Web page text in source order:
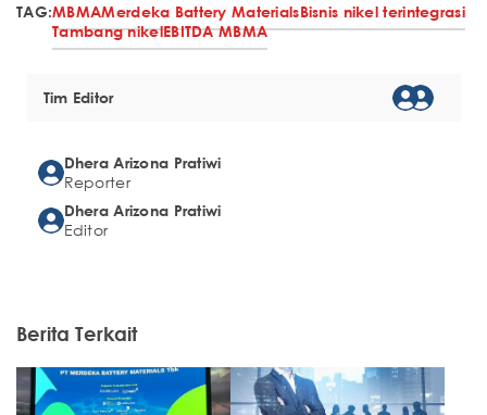
TAG:MBMAMerdeka Battery MaterialsBisnis nikel terintegrasi
Tambang nikelEBITDA MBMA
Tim Editor
Dhera Arizona Pratiwi
Reporter
Dhera Arizona Pratiwi
Editor
Berita Terkait